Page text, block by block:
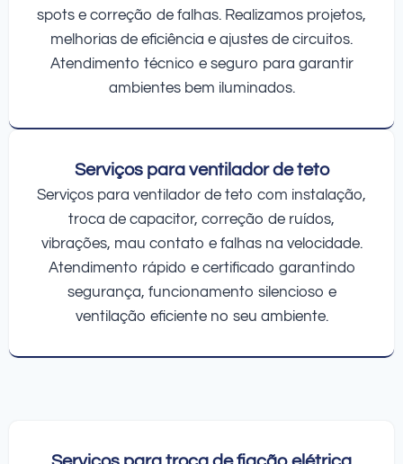
spots e correção de falhas. Realizamos projetos,
melhorias de eficiência e ajustes de circuitos.
Atendimento técnico e seguro para garantir
ambientes bem iluminados.
Serviços para ventilador de teto
Serviços para ventilador de teto com instalação,
troca de capacitor, correção de ruídos,
vibrações, mau contato e falhas na velocidade.
Atendimento rápido e certificado garantindo
segurança, funcionamento silencioso e
ventilação eficiente no seu ambiente.